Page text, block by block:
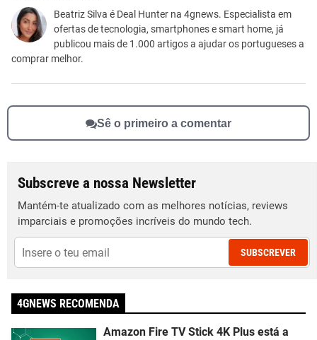
Este conteúdo não tem a informação que procuro
Outro
Beatriz Silva é Deal Hunter na 4gnews. Especialista em
ofertas de tecnologia, smartphones e smart home, já
publicou mais de 1.000 artigos a ajudar os portugueses a
comprar melhor.
Sê o primeiro a comentar
Subscreve a nossa Newsletter
Mantém-te atualizado com as melhores notícias, reviews
imparciais e promoções incríveis do mundo tech.
SUBSCREVER
4GNEWS RECOMENDA
Amazon Fire TV Stick 4K Plus está a